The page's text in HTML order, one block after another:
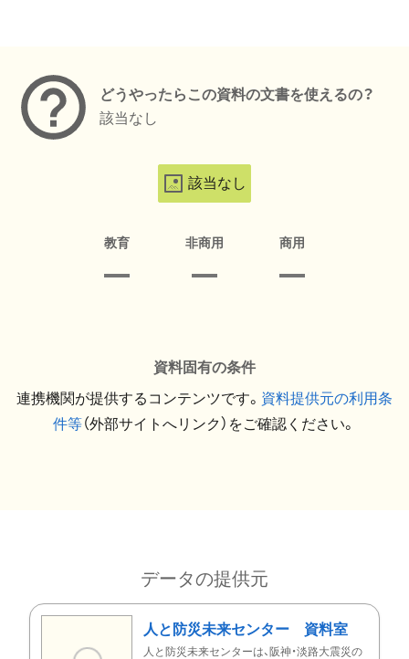
どうやったらこの資料の文書を使えるの？
該当なし
該当なし
教育 非商用 商用
資料固有の条件
連携機関が提供するコンテンツです。 資料提供元の利用条
件等（外部サイトへリンク）をご確認ください。
データの提供元
人と防災未来センター 資料室
人と防災未来センターは、阪神・淡路大震災の